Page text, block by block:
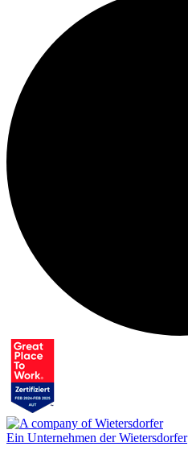
Ein Unternehmen der Wietersdorfer